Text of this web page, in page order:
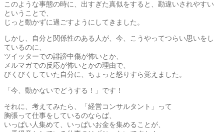
このような事態の時に、出すぎた真似をすると、勘違いされやすい
ということで、
じっと動かずに過ごすようにしてきました。
しかし、自分と関係性のある人が、今、こうやってつらい思いをし
ているのに、
ツイッターでの誹謗中傷が怖いとか、
メルマガでの反応が怖いとかの理由で、
びくびくしていた自分に、ちょっと怒りすら覚えました。
「今、動かないでどうする！」です！
それに、考えてみたら、「経営コンサルタント」って
胸張って仕事をしているのならば、
いっぱい人集めて、いっぱいお金を集めることが、